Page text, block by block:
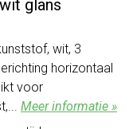
glans
wit, 3
horizontaal
voor
Meer informatie »